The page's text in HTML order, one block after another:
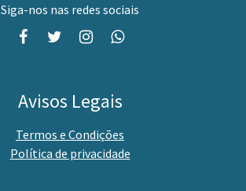
Siga-nos nas redes sociais
Avisos Legais
Termos e Condições
Política de privacidade